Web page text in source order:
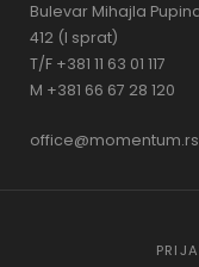
Bulevar Mihajla
412 (I sprat)
T/F +381 11 63 01 117
M +381 66 67 28 120
office@momentum.rs